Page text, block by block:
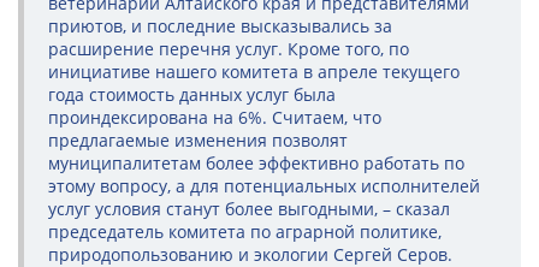
приютов, и последние высказывались за
расширение перечня услуг. Кроме того, по
инициативе нашего комитета в апреле текущего
года стоимость данных услуг была
проиндексирована на 6%. Считаем, что
предлагаемые изменения позволят
муниципалитетам более эффективно работать по
этому вопросу, а для потенциальных исполнителей
услуг условия станут более выгодными, – сказал
председатель комитета по аграрной политике,
природопользованию и экологии Сергей Серов.